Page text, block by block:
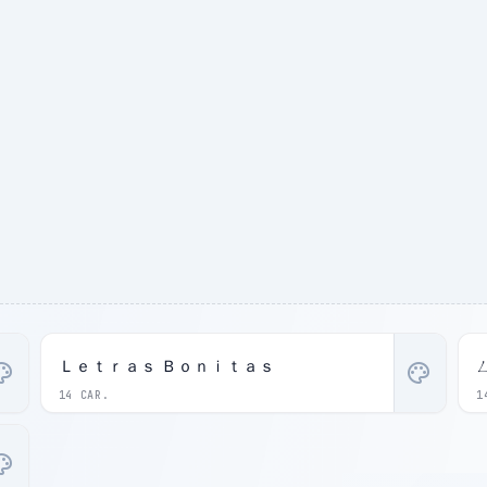
14 CAR.
Ｌｅｔｒａｓ Ｂｏｎｉｔａｓ palette